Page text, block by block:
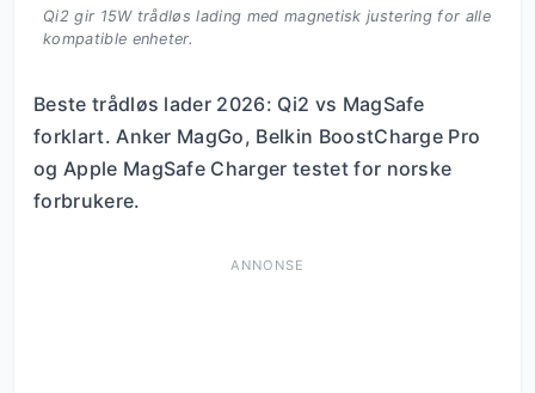
Qi2 gir 15W trådløs lading med magnetisk justering for alle
kompatible enheter.
Beste trådløs lader 2026: Qi2 vs MagSafe
forklart. Anker MagGo, Belkin BoostCharge Pro
og Apple MagSafe Charger testet for norske
forbrukere.
ANNONSE